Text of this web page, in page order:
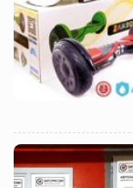
Назад